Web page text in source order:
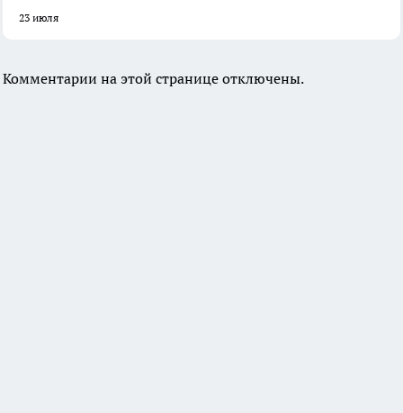
23 июля
Комментарии на этой странице отключены.